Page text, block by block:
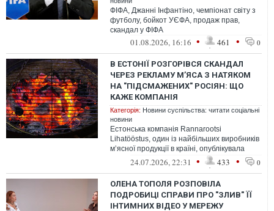
ФІФА, Джанні Інфантіно, чемпіонат світу з
футболу, бойкот УЄФА, продаж прав,
скандал у ФІФА
01.08.2026, 16:16 • 461 • 0
В ЕСТОНІЇ РОЗГОРІВСЯ СКАНДАЛ
ЧЕРЕЗ РЕКЛАМУ М’ЯСА З НАТЯКОМ
НА "ПІДСМАЖЕНИХ" РОСІЯН: ЩО
КАЖЕ КОМПАНІЯ
Категорія: Новини суспільства: читати соціальні
новини
Естонська компанія Rannarootsi
Lihatööstus, один із найбільших виробників
м’ясної продукції в країні, опублікувала
рекламний допис на своїй Facebook-с...
24.07.2026, 22:31 • 433 • 0
ОЛЕНА ТОПОЛЯ РОЗПОВІЛА
ПОДРОБИЦІ СПРАВИ ПРО "ЗЛИВ" ЇЇ
ІНТИМНИХ ВІДЕО У МЕРЕЖУ